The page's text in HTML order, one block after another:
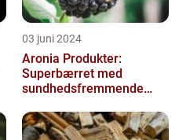
03 juni 2024
Aronia Produkter:
Superbærret med
sundhedsfremmende